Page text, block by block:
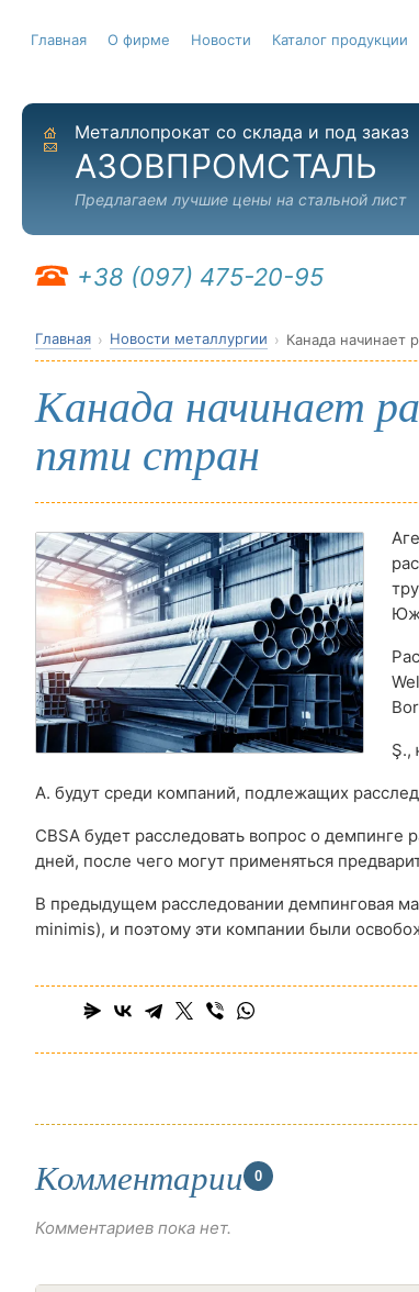
Главная О фирме Новости Каталог продукции
На главную
Отправить письмо
Металлопрокат со склада и под заказ
АЗОВПРОМСТАЛЬ
Предлагаем лучшие цены на стальной лист
+38 (097) 475-20-95
Главная Новости металлургии Канада начинает
Канада начинает
пяти стран
Ş.,
A. будут среди компаний, подлежащих
CBSA будет расследовать вопрос о
дней, после чего могут применяться
В предыдущем расследовании демпинговая
minimis), и поэтому эти компании были
Комментарии 0
Комментариев пока нет.